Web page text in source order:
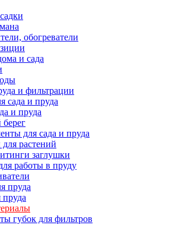
обогреватели
и сада
и фильтрации
сада и пруда
и пруда
для сада и пруда
растений
заглушки
работы в пруду
пруда
губок для фильтров